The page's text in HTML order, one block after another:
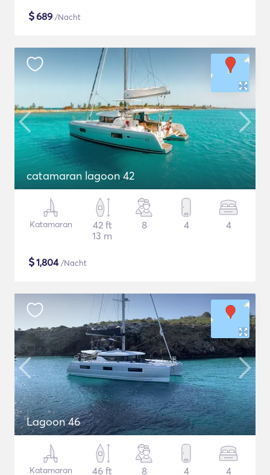
$689 /Nacht
catamaran lagoon 42
Katamaran
42 ft
13 m
8 4 4
$1,804/Nacht
Lagoon 46
Katamaran
46 ft
8 4 4